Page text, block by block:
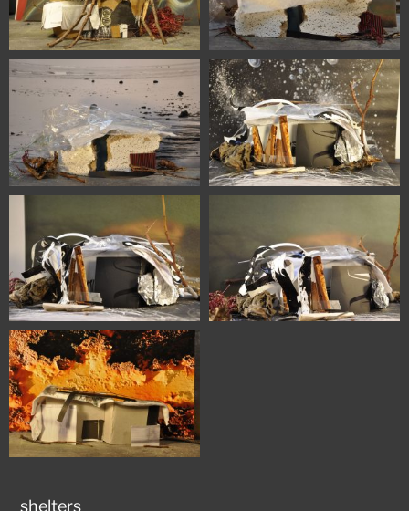
shelters